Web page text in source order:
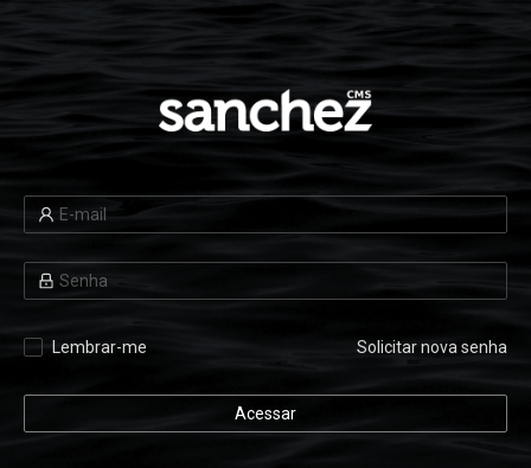
Lembrar-me Solicitar nova senha
Acessar